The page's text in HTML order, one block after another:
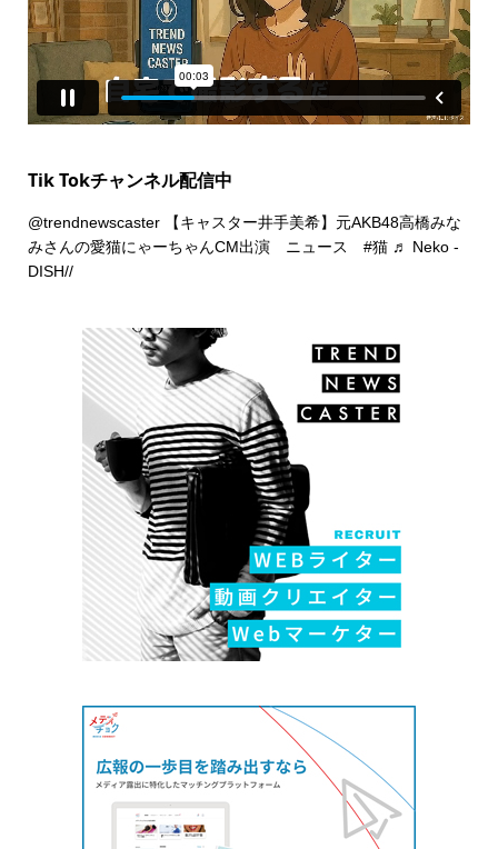
Tik Tokチャンネル配信中
@trendnewscaster【キャスター井手美希】元AKB48高橋みな
みさんの愛猫にゃーちゃんCM出演 ニュース #猫 ♬ Neko -
DISH//